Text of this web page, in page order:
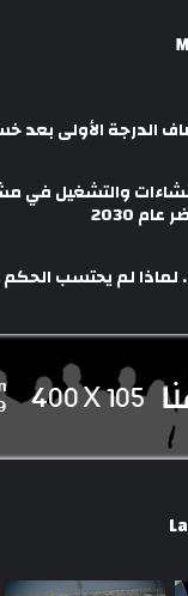
الدرجة الأولى بعد
والتشغيل في
2030
لم يحتسب الحكم